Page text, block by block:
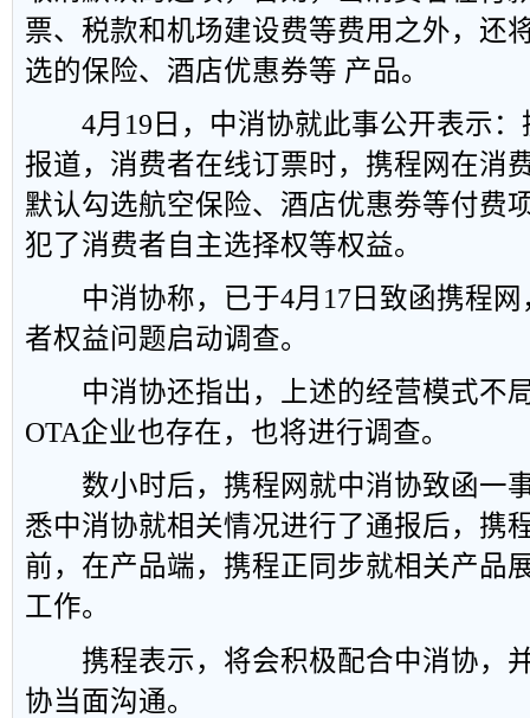
票、税款和机场建设费等费用之外，还
选的保险、酒店优惠券等 产品。
4月19日，中消协就此事公开表示：
报道，消费者在线订票时，携程网在消
默认勾选航空保险、酒店优惠劵等付费
犯了消费者自主选择权等权益。
中消协称，已于4月17日致函携程网
者权益问题启动调查。
中消协还指出，上述的经营模式不
OTA企业也存在，也将进行调查。
数小时后，携程网就中消协致函一
悉中消协就相关情况进行了通报后，携
前，在产品端，携程正同步就相关产品
工作。
携程表示，将会积极配合中消协，
协当面沟通。